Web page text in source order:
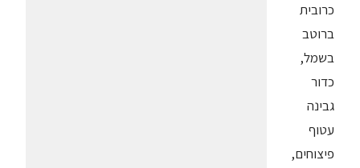
כרובית
ברוטב
בשמל,
כדור
גבינה
עטוף
פיצוחים,